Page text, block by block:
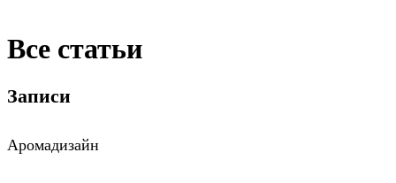
Все статьи
Записи
Аромадизайн